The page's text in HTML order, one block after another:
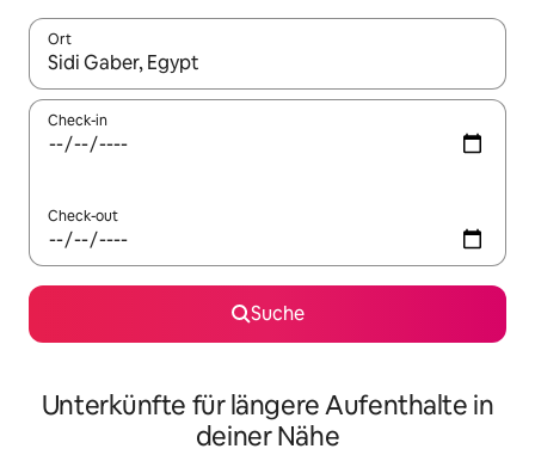
Ort
Wenn Ergebnisse verfügbar sind, navigiere mit den
Check-in
Check-out
Suche
Unterkünfte für längere Aufenthalte in
deiner Nähe